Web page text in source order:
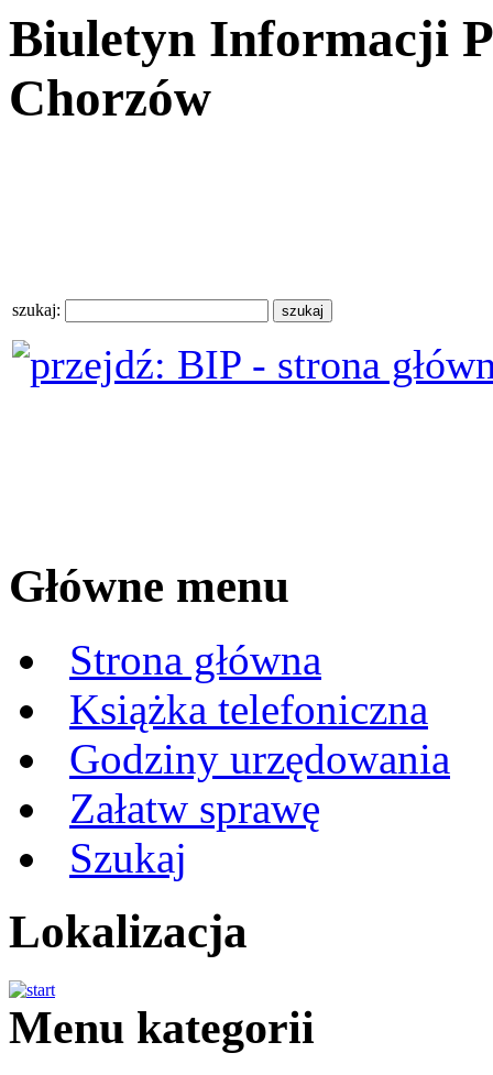
Biuletyn Informacji
Chorzów
szukaj:
Główne menu
Strona główna
Książka telefoniczna
Godziny urzędowania
Załatw sprawę
Szukaj
Lokalizacja
Menu kategorii